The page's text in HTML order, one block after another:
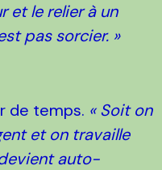
et le relier à un
pas sorcier. »
de temps. « Soit on
et on travaille
auto-